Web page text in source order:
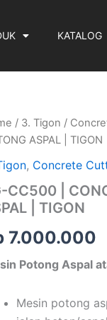
KATALOG
/ 3. Tigon /
ASPAL | TIGON
, Concrete
CC500 |
| TIGON
7.000.000
Potong Aspal
Mesin potong